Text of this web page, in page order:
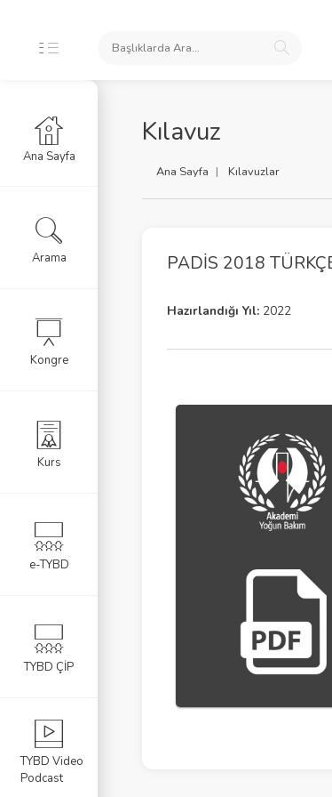
Kılavuz
Ana Sayfa Kılavuzlar
PADİS 2018
Hazırlandığı Yıl: 2022
Ana Sayfa
Arama
Kongre
Kurs
e-TYBD
TYBD ÇİP
TYBD Video
Podcast